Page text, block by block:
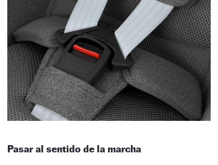
Pasar al sentido de la marcha